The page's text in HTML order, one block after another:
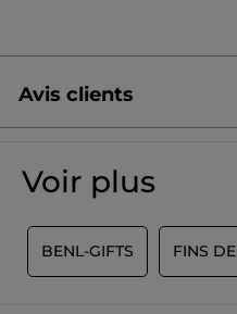
Avis clients
Aucune
valeur
pour
de
AJOUTER
Voir plus
BENL-GIFTS FINS